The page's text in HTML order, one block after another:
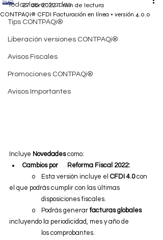
Todas las entradas
Tips CONTPAQi®
Liberación versiones CONTPAQi®
Avisos Fiscales
Promociones CONTPAQi®
Avisos Importantes
CONTPAQi® CFDI Facturación en línea + versión 4.0.0
27 abr 2022 1 min de lectura
Incluye Novedades como:
Cambios por      Reforma Fiscal 2022:
               o    Esta versión incluye el
CFDI 4.0 con
el que podrás cumplir con las últimas
                     disposiciones fiscales.
               o    Podrás generar
facturas globales
incluyendo la periodicidad, mes y año de
                     los comprobantes.